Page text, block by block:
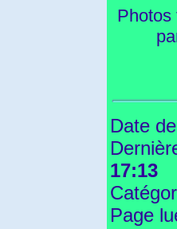
Date
17:13
Page